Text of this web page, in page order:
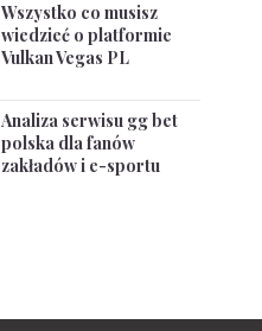
Wszystko co musisz
wiedzieć o platformie
Vulkan Vegas PL
Analiza serwisu gg bet
polska dla fanów
zakładów i e-sportu